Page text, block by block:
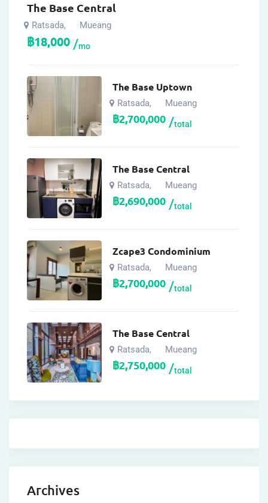
The Base Central
Ratsada, Mueang
฿18,000 mo
The Base Uptown
Ratsada, Mueang
฿2,700,000 total
The Base Central
Ratsada, Mueang
฿2,690,000 total
Zcape3 Condominium
Ratsada, Mueang
฿2,700,000 total
The Base Central
Ratsada, Mueang
฿2,750,000 total
Archives